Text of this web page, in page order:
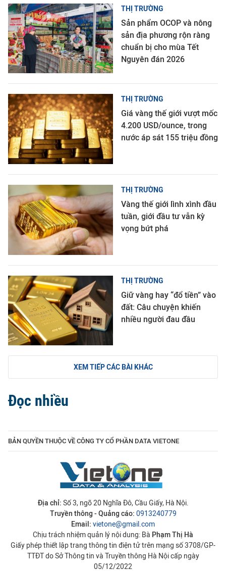
THỊ TRƯỜNG
Sản phẩm OCOP và nông
sản địa phương rộn ràng
chuẩn bị cho mùa Tết
Nguyên đán 2026
THỊ TRƯỜNG
Giá vàng thế giới vượt mốc
4.200 USD/ounce, trong
nước áp sát 155 triệu đồng
THỊ TRƯỜNG
Vàng thế giới lình xình đầu
tuần, giới đầu tư vẫn kỳ
vọng bứt phá
THỊ TRƯỜNG
Giữ vàng hay “đổ tiền” vào
đất: Câu chuyện khiến
nhiều người đau đầu
XEM TIẾP CÁC BÀI KHÁC
Đọc nhiều
BẢN QUYỀN THUỘC VỀ CÔNG TY CỔ PHẦN DATA VIETONE
Địa chỉ: Số 3, ngõ 20 Nghĩa Đô, Cầu Giấy, Hà Nội.
Truyền thông - Quảng cáo: 0913240779
Email: vietone@gmail.com
Chịu trách nhiệm quản lý nội dung: Bà Phạm Thị Hà
Giấy phép thiết lập trang thông tin điện tử trên mạng số 3708/GP-
TTĐT do Sở Thông tin và Truyền thông Hà Nội cấp ngày
05/12/2022